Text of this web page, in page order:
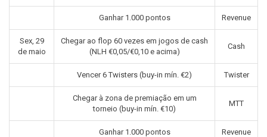
Ganhar 1.000 pontos Revenue
Sex, 29
de maio
Chegar ao flop 60 vezes em jogos de cash
(NLH €0,05/€0,10 e acima)
Cash
Vencer 6 Twisters (buy-in mín. €2) Twister
Chegar à zona de premiação em um
torneio (buy-in mín. €10)
MTT
Ganhar 1.000 pontos Revenue